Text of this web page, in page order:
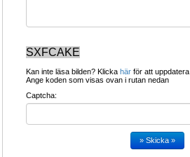
SXFCAKE
Kan inte läsa bilden? Klicka här för att uppdatera
Ange koden som visas ovan i rutan nedan
Captcha: